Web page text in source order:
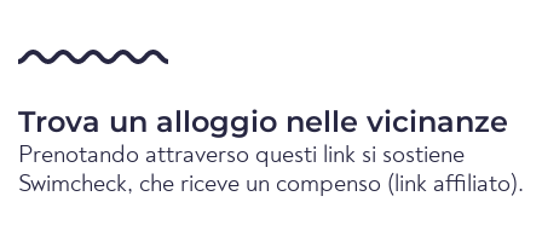
Trova un alloggio nelle vicinanze
Prenotando attraverso questi link si sostiene
Swimcheck, che riceve un compenso (link affiliato).